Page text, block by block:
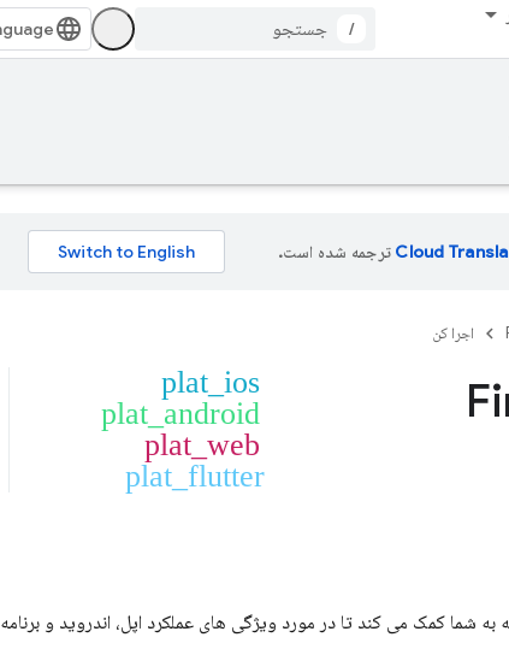
/
ترجمه شده است.
اجرا کن
plat_ios
plat_android
plat_web
plat_flutter
شما کمک می کند تا در مورد ویژگی های عملکرد اپل، اندروید و برنامه